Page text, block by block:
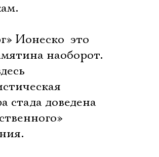
Ионеско  это
наоборот.
стада доведена